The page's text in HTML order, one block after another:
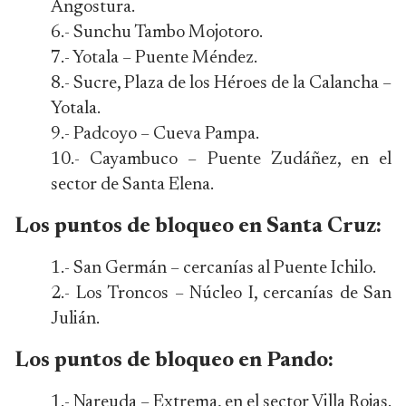
Angostura.
6.- Sunchu Tambo Mojotoro.
7.- Yotala – Puente Méndez.
8.- Sucre, Plaza de los Héroes de la Calancha –
Yotala.
9.- Padcoyo – Cueva Pampa.
10.- Cayambuco – Puente Zudáñez, en el
sector de Santa Elena.
Los puntos de bloqueo en Santa Cruz:
1.- San Germán – cercanías al Puente Ichilo.
2.- Los Troncos – Núcleo I, cercanías de San
Julián.
Los puntos de bloqueo en Pando:
1.- Nareuda – Extrema, en el sector Villa Rojas.